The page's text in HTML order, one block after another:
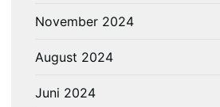
November 2024
August 2024
Juni 2024